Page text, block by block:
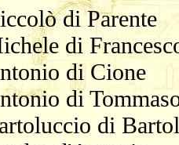
di Parente
di
di Cione
di
di